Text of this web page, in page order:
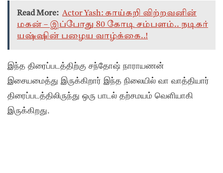
Read More: Actor Yash: காய்கறி விற்றவனின்
மகன் – இப்போது 80 கோடி சம்பளம்.. நடிகர்
யஷ்ஷின் பழைய வாழ்க்கை..!
இந்த திரைப்படத்திற்கு சந்தோஷ் நாராயணன்
இசையமைத்து இருக்கிறார் இந்த நிலையில் வா வாத்தியார்
திரைப்படத்திலிருந்து ஒரு பாடல் தற்சமயம் வெளியாகி
இருக்கிறது.